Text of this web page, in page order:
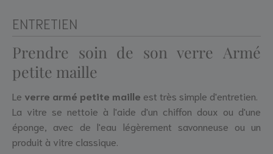
ENTRETIEN
Prendre soin de son verre Armé
petite maille
Le verre armé petite maille est très simple d'entretien.
La vitre se nettoie à l'aide d'un chiffon doux ou d'une
éponge, avec de l'eau légèrement savonneuse ou un
produit à vitre classique.